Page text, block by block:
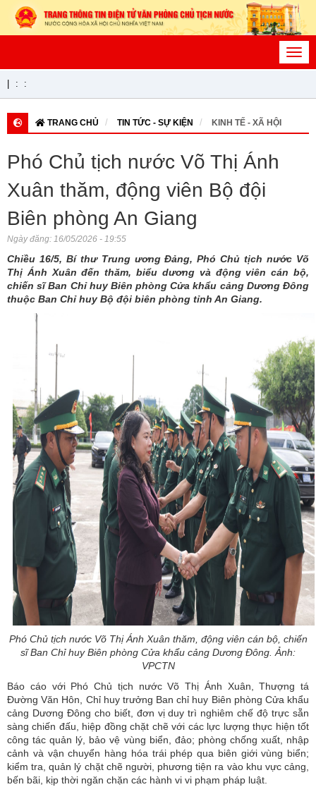
: :
TRANG CHỦ TIN TỨC - SỰ KIỆN KINH TẾ - XÃ HỘI
Phó Chủ tịch nước Võ Thị Ánh
Xuân thăm, động viên Bộ đội
Biên phòng An Giang
Ngày đăng: 16/05/2026 - 19:55
Chiều 16/5, Bí thư Trung ương Đảng, Phó Chủ tịch nước Võ
Thị Ánh Xuân đến thăm, biểu dương và động viên cán bộ,
chiến sĩ Ban Chỉ huy Biên phòng Cửa khẩu cảng Dương Đông
thuộc Ban Chỉ huy Bộ đội biên phòng tỉnh An Giang.
Phó Chủ tịch nước Võ Thị Ánh Xuân thăm, động viên cán bộ, chiến
sĩ Ban Chỉ huy Biên phòng Cửa khẩu cảng Dương Đông. Ảnh:
VPCTN
Báo cáo với Phó Chủ tịch nước Võ Thị Ánh Xuân, Thượng tá
Đường Văn Hôn, Chỉ huy trưởng Ban chỉ huy Biên phòng Cửa khẩu
cảng Dương Đông cho biết, đơn vị duy trì nghiêm chế độ trực sẵn
sàng chiến đấu, hiệp đồng chặt chẽ với các lực lượng thực hiện tốt
công tác quản lý, bảo vệ vùng biển, đảo; phòng chống xuất, nhập
cảnh và vận chuyển hàng hóa trái phép qua biên giới vùng biển;
kiểm tra, quản lý chặt chẽ người, phương tiện ra vào khu vực cảng,
bến bãi, kịp thời ngăn chặn các hành vi vi phạm pháp luật.